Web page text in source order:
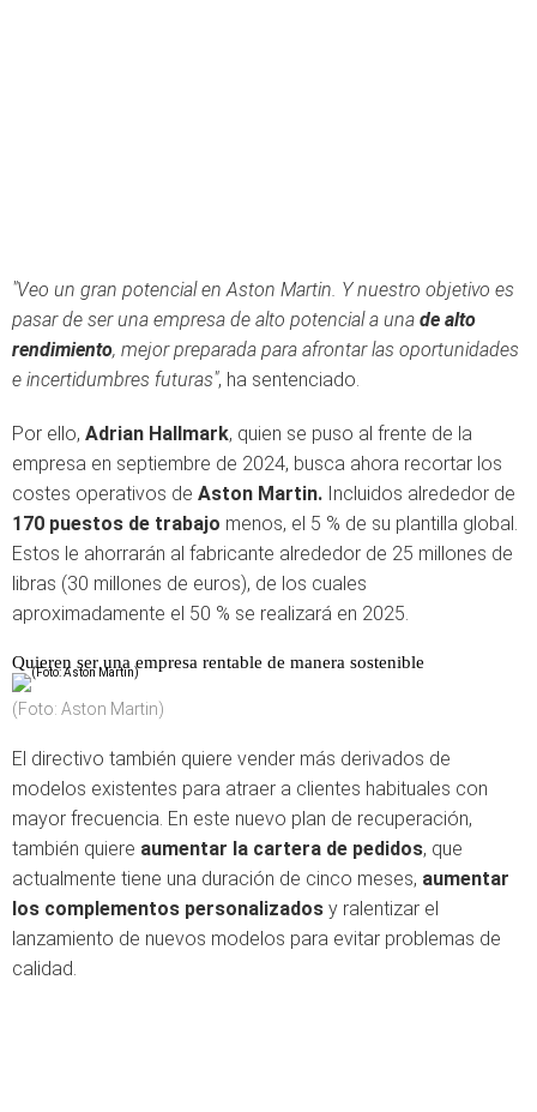
"Veo un gran potencial en Aston Martin. Y nuestro objetivo es
pasar de ser una empresa de alto potencial a una de alto
rendimiento, mejor preparada para afrontar las oportunidades
e incertidumbres futuras", ha sentenciado.
Por ello, Adrian Hallmark, quien se puso al frente de la
empresa en septiembre de 2024, busca ahora recortar los
costes operativos de Aston Martin. Incluidos alrededor de
170 puestos de trabajo menos, el 5 % de su plantilla global.
Estos le ahorrarán al fabricante alrededor de 25 millones de
libras (30 millones de euros), de los cuales
aproximadamente el 50 % se realizará en 2025.
Quieren ser una empresa rentable de manera sostenible
(Foto: Aston Martin)
El directivo también quiere vender más derivados de
modelos existentes para atraer a clientes habituales con
mayor frecuencia. En este nuevo plan de recuperación,
también quiere aumentar la cartera de pedidos, que
actualmente tiene una duración de cinco meses, aumentar
los complementos personalizados y ralentizar el
lanzamiento de nuevos modelos para evitar problemas de
calidad.